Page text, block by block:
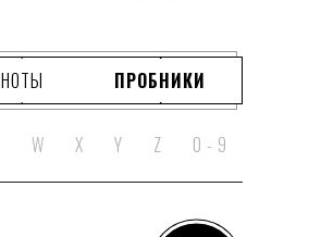
НОТЫ ПРОБНИКИ
W X Y Z 0 - 9